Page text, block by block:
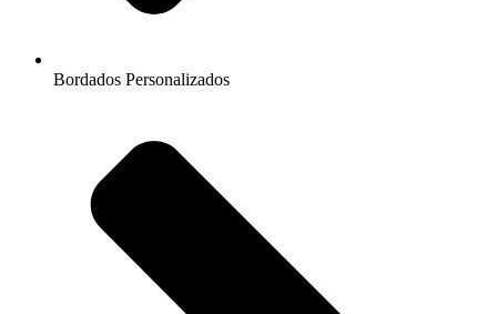
Bordados Personalizados